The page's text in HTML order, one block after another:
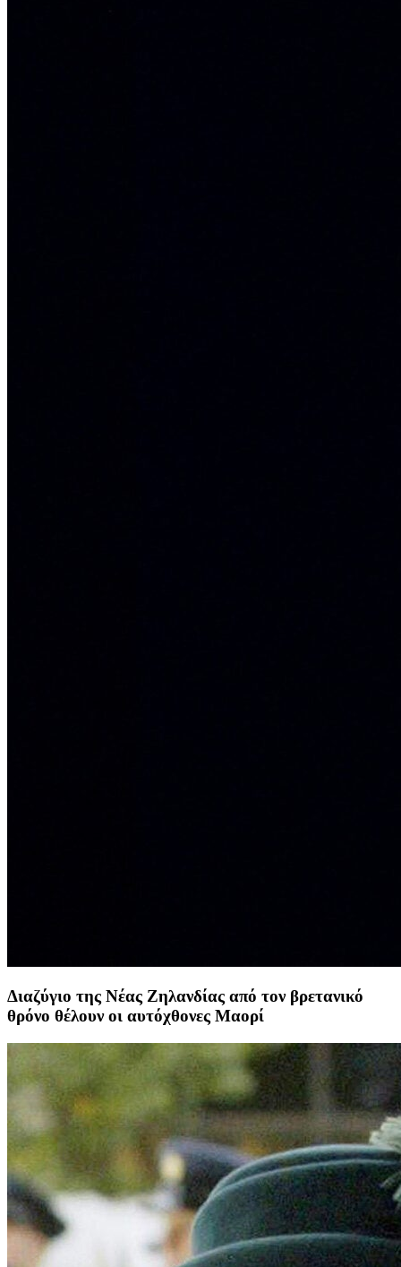
Διαζύγιο της Νέας Ζηλανδίας από τον βρετανικό
θρόνο θέλουν οι αυτόχθονες Μαορί